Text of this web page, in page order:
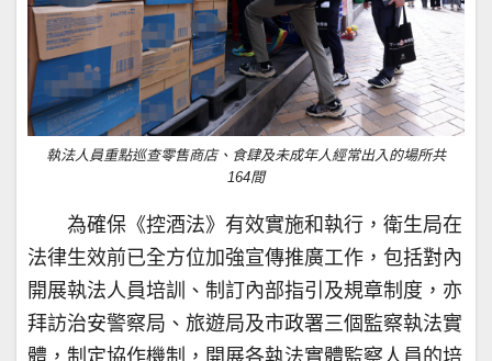
執法人員重點巡查零售商店、食肆及未成年人經常出入的場所共
164間
為確保《控酒法》有效實施和執行，衛生局在
法律生效前已全方位加強宣傳推廣工作，包括對內
開展執法人員培訓、制訂內部指引及規章制度，亦
拜訪治安警察局、旅遊局及市政署三個監察執法實
體，制定協作機制，開展各執法實體監察人員的培